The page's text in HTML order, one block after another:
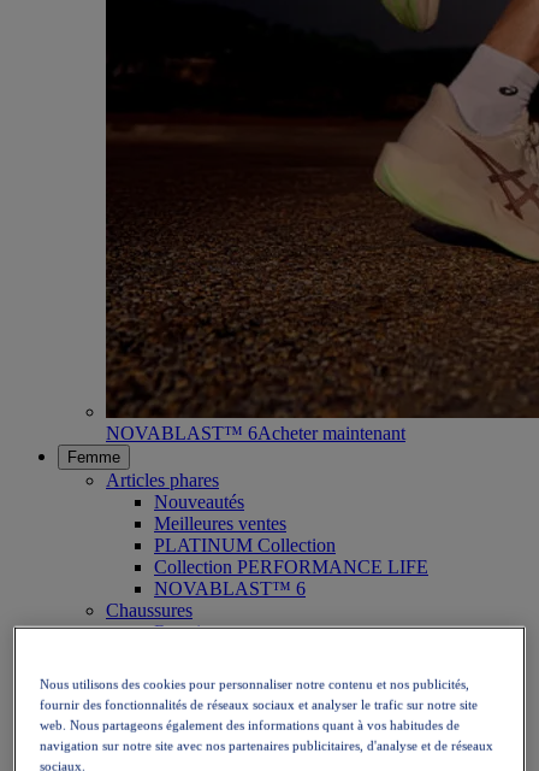
NOVABLAST™ 6Acheter maintenant
Femme
Articles phares
Nouveautés
Meilleures ventes
PLATINUM Collection
Collection PERFORMANCE LIFE
NOVABLAST™ 6
Chaussures
Running
Tennis
Volley
Handball
Padel
Nous utilisons des cookies pour personnaliser notre contenu et nos publicités,
fournir des fonctionnalités de réseaux sociaux et analyser le trafic sur notre site
web. Nous partageons également des informations quant à vos habitudes de
navigation sur notre site avec nos partenaires publicitaires, d'analyse et de réseaux
sociaux.